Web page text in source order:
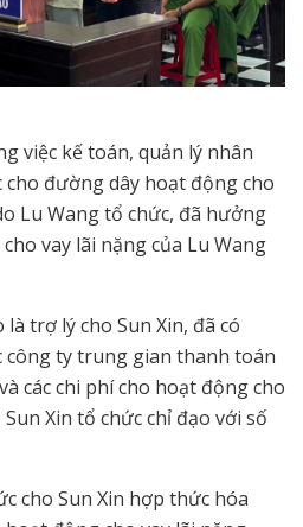
việc kế toán, quản lý nhân
cho đường dây hoạt động cho
Lu Wang tổ chức, đã hưởng
vay lãi nặng của Lu Wang
trợ lý cho Sun Xin, đã có
công ty trung gian thanh toán
các chi phí cho hoạt động cho
Xin tổ chức chỉ đạo với số
cho Sun Xin hợp thức hóa